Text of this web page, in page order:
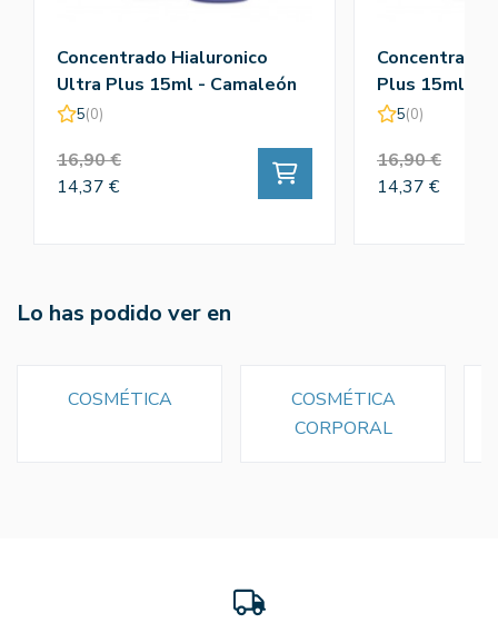
Concentrado Hialuronico
Ultra Plus 15ml - Camaleón
5(0)
16,90 €
14,37 €
Concentrado
Plus 15ml -
5(0)
16,90 €
14,37 €
Lo has podido ver en
COSMÉTICA
COSMÉTICA
CORPORAL